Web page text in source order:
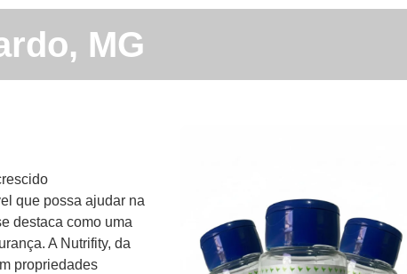
MG
que possa ajudar na
destaca como uma
A Nutrifity, da
propriedades